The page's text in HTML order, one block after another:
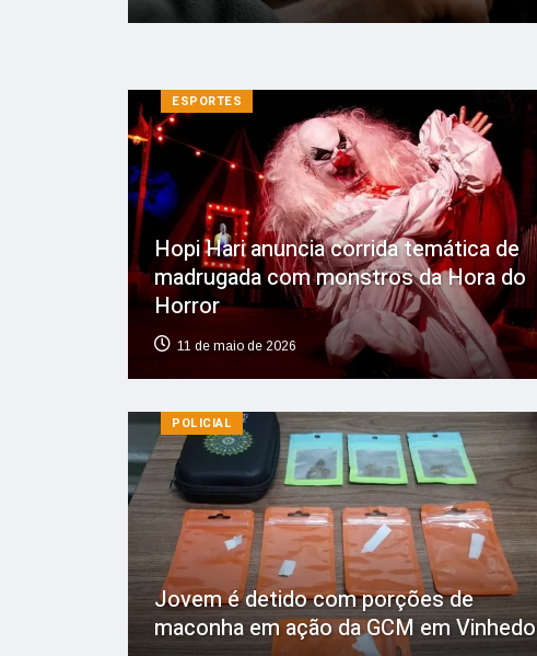
ESPORTES
Hopi Hari anuncia corrida temática de
madrugada com monstros da Hora do
Horror
11 de maio de 2026
POLICIAL
Jovem é detido com porções de
maconha em ação da GCM em Vinhedo